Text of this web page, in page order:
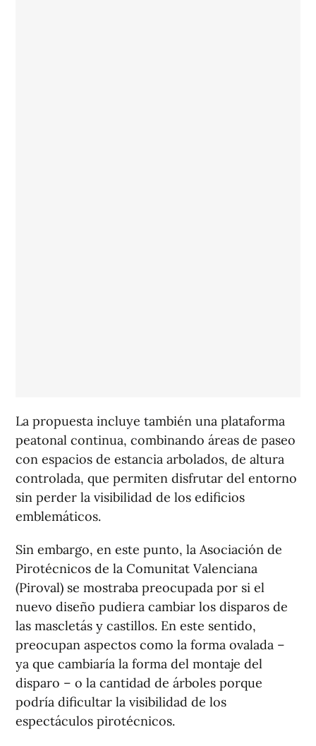
La propuesta incluye también una plataforma
peatonal continua, combinando áreas de paseo
con espacios de estancia arbolados, de altura
controlada, que permiten disfrutar del entorno
sin perder la visibilidad de los edificios
emblemáticos.
Sin embargo, en este punto, la Asociación de
Pirotécnicos de la Comunitat Valenciana
(Piroval) se mostraba preocupada por si el
nuevo diseño pudiera cambiar los disparos de
las mascletás y castillos. En este sentido,
preocupan aspectos como la forma ovalada –
ya que cambiaría la forma del montaje del
disparo – o la cantidad de árboles porque
podría dificultar la visibilidad de los
espectáculos pirotécnicos.